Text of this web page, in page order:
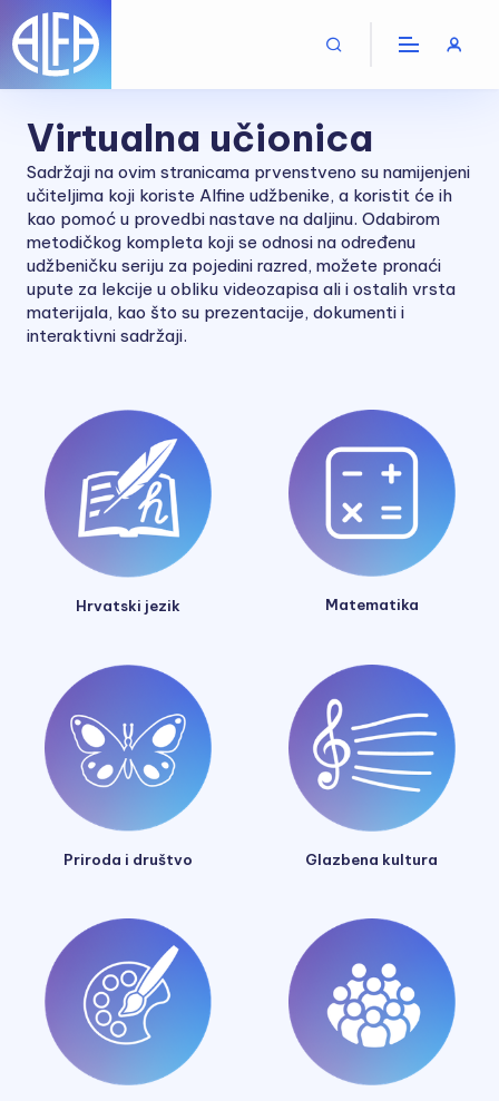
Virtualna učionica
Sadržaji na ovim stranicama prvenstveno su namijenjeni
učiteljima koji koriste Alfine udžbenike, a koristit će ih
kao pomoć u provedbi nastave na daljinu. Odabirom
metodičkog kompleta koji se odnosi na određenu
udžbeničku seriju za pojedini razred, možete pronaći
upute za lekcije u obliku videozapisa ali i ostalih vrsta
materijala, kao što su prezentacije, dokumenti i
interaktivni sadržaji.
Hrvatski jezik Matematika
Priroda i društvo Glazbena kultura